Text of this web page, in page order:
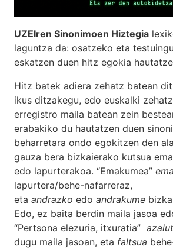
UZEIren Sinonimoen Hiztegia
laguntza da: osatzeko eta
eskatzen duen hitz egokia
Hitz batek adiera zehatz batean
ikus ditzakegu, edo euskalki
erregistro maila batean zein
erabakiko du hautatzen duen
beharretara ondo egokitzen den
gauza bera bizkaierako kutsua
edo lapurterakoa. “Emakumea”
lapurtera/behe-nafarreraz,
eta andrazko edo andrakume
Edo, ez baita berdin maila jasoa
“Pertsona elezuria, itxuratia”
dugu maila jasoan, eta faltsua